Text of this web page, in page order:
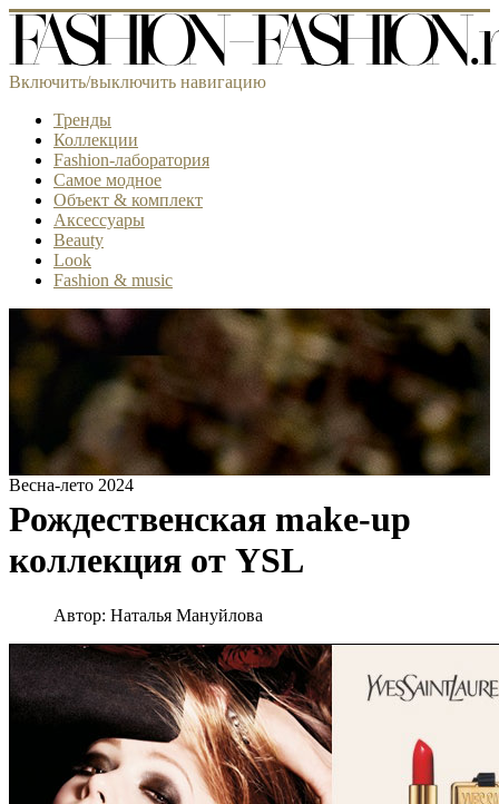
Включить/выключить навигацию
Тренды
Коллекции
Fashion-лаборатория
Самое модное
Объект & комплект
Аксессуары
Beauty
Look
Fashion & music
Весна-лето 2024
Рождественская make-up
коллекция от YSL
Автор: Наталья Мануйлова